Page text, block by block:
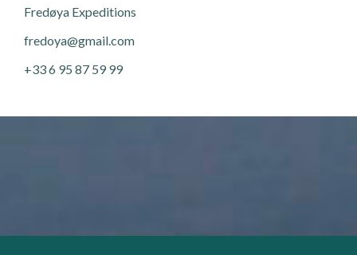
Fredøya Expeditions
fredoya@gmail.com
+33 6 95 87 59 99